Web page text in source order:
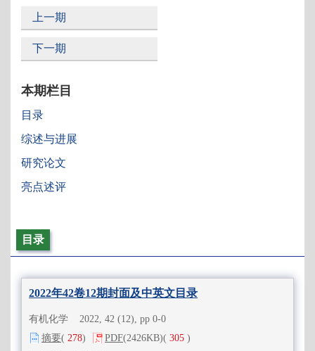
上一期
下一期
本期栏目
目录
综述与进展
研究论文
亮点述评
目录
2022年42卷12期封面及中英文目录
有机化学 2022, 42 (12), pp 0-0
摘要( 278) PDF(2426KB)( 305 )